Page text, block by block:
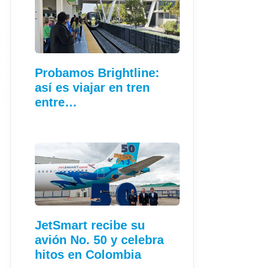
Probamos Brightline:
así es viajar en tren
entre…
JetSmart recibe su
avión No. 50 y celebra
hitos en Colombia